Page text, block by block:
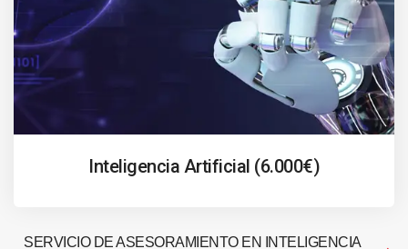
Inteligencia Artificial (6.000€)
SERVICIO DE ASESORAMIENTO EN INTELIGENCIA